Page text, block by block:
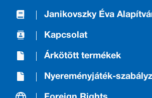
Janikovszky Éva
Kapcsolat
Árkötött termékek
Nyereményjáték-